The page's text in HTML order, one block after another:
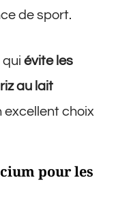
de sport.
qui évite les
au lait
excellent choix
pour les